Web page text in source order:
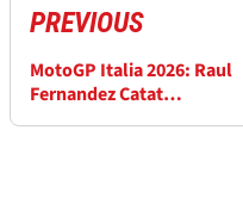
PREVIOUS
MotoGP Italia 2026: Raul
Fernandez Catat